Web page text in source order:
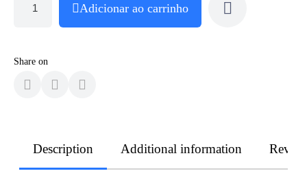
Adicionar ao carrinho
Share on
Description Additional information